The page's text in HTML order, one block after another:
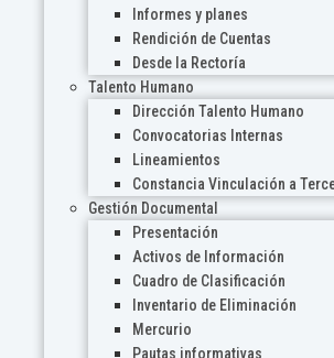
Informes y planes
Rendición de Cuentas
Desde la Rectoría
Talento Humano
Dirección Talento Humano
Convocatorias Internas
Lineamientos
Constancia Vinculación a
Gestión Documental
Presentación
Activos de Información
Cuadro de Clasificación
Inventario de Eliminación
Mercurio
Pautas informativas